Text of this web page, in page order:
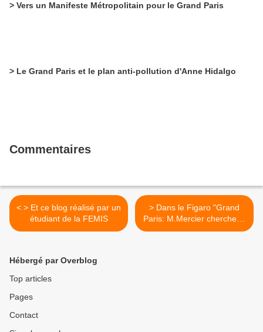
> Vers un Manifeste Métropolitain pour le Grand Paris
> Le Grand Paris et le plan anti-pollution d'Anne Hidalgo
Commentaires
< > Et ce blog réalisé par un
étudiant de la FEMIS
> Dans le Figaro "Grand
Paris: M.Mercier cherche le
consensus" >
Hébergé par Overblog
Top articles
Pages
Contact